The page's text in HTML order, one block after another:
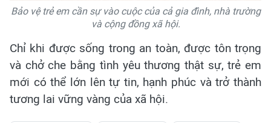
Bảo vệ trẻ em cần sự vào cuộc của cả gia đình, nhà trường
và cộng đồng xã hội.
Chỉ khi được sống trong an toàn, được tôn trọng
và chở che bằng tình yêu thương thật sự, trẻ em
mới có thể lớn lên tự tin, hạnh phúc và trở thành
tương lai vững vàng của xã hội.